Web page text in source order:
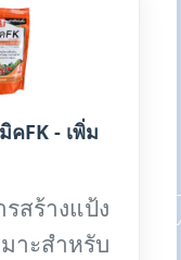
คFK - เพิ่ม
สร้างแป้ง
าะสำหรับ